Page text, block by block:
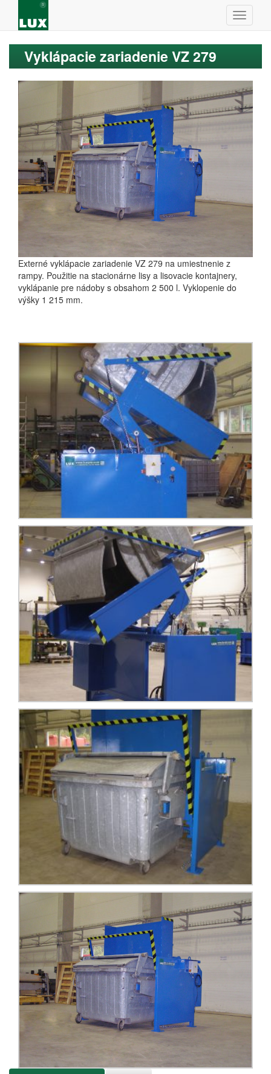
Vyklápacie zariadenie VZ 279
Externé vyklápacie zariadenie VZ 279 na umiestnenie z
rampy. Použitie na stacionárne lisy a lisovacie kontajnery,
vyklápanie pre nádoby s obsahom 2 500 l. Vyklopenie do
výšky 1 215 mm.